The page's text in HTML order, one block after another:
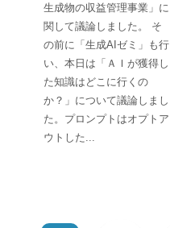
生成物の収益管理事業」に
関して議論しました。 そ
の前に「生成AIゼミ」も行
い、本日は「ＡＩが獲得し
た知識はどこに行くの
か？」について議論しまし
た。プロンプトはオプトア
ウトした...